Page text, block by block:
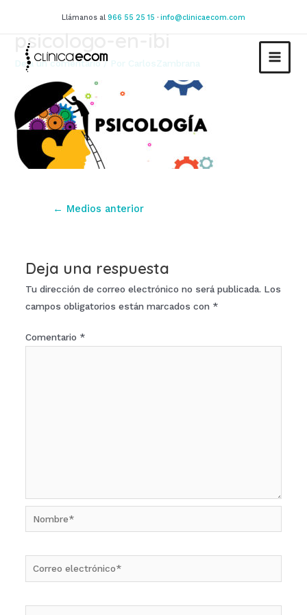
contenido
Llámanos al966 55 25 15 · info@clinicaecom.com
MAIN
psicologo-en-ibi
Deja un comentario / Por CarlosZambrana
Navegación
← Medios anterior
Deja una respuesta
Tu dirección de correo electrónico no será publicada. Los
campos obligatorios están marcados con *
Comentario *
Nombre*
electrónico*